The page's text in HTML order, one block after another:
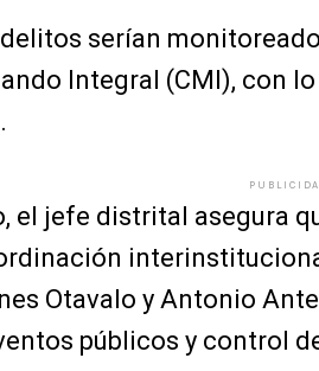
serían
Integral (CMI), con
el jefe distrital asegura
Otavalo y Antonio
públicos y control